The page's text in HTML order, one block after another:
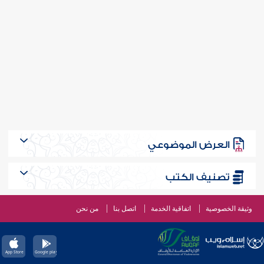
العرض الموضوعي
تصنيف الكتب
وثيقة الخصوصية اتفاقية الخدمة اتصل بنا من نحن